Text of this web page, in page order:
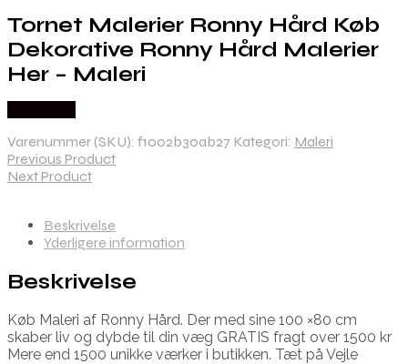
Tornet Malerier Ronny Hård Køb
Dekorative Ronny Hård Malerier
Her – Maleri
Varenummer (SKU): f1002b30ab27 Kategori: Maleri
Previous Product
Next Product
Beskrivelse
Yderligere information
Beskrivelse
Køb Maleri af Ronny Hård. Der med sine 100 ×80 cm
skaber liv og dybde til din væg GRATIS fragt over 1500 kr
Mere end 1500 unikke værker i butikken. Tæt på Vejle